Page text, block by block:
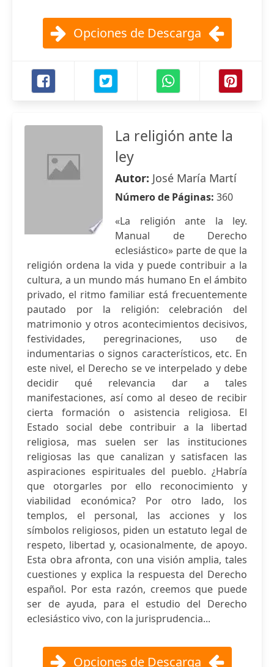
Opciones de Descarga
La religión ante la
ley
Autor: José María Martí
Número de Páginas: 360
«La religión ante la ley.
Manual de Derecho
eclesiástico» parte de que la
religión ordena la vida y puede contribuir a la
cultura, a un mundo más humano En el ámbito
privado, el ritmo familiar está frecuentemente
pautado por la religión: celebración del
matrimonio y otros acontecimientos decisivos,
festividades, peregrinaciones, uso de
indumentarias o signos característicos, etc. En
este nivel, el Derecho se ve interpelado y debe
decidir qué relevancia dar a tales
manifestaciones, así como al deseo de recibir
cierta formación o asistencia religiosa. El
Estado social debe contribuir a la libertad
religiosa, mas suelen ser las instituciones
religiosas las que canalizan y satisfacen las
aspiraciones espirituales del pueblo. ¿Habría
que otorgarles por ello reconocimiento y
viabilidad económica? Por otro lado, los
templos, el personal, las acciones y los
símbolos religiosos, piden un estatuto legal de
respeto, libertad y, ocasionalmente, de apoyo.
Esta obra afronta, con una visión amplia, tales
cuestiones y explica la respuesta del Derecho
español. Por esta razón, creemos que puede
ser de ayuda, para el estudio del Derecho
eclesiástico vivo, con la jurisprudencia...
Opciones de Descarga